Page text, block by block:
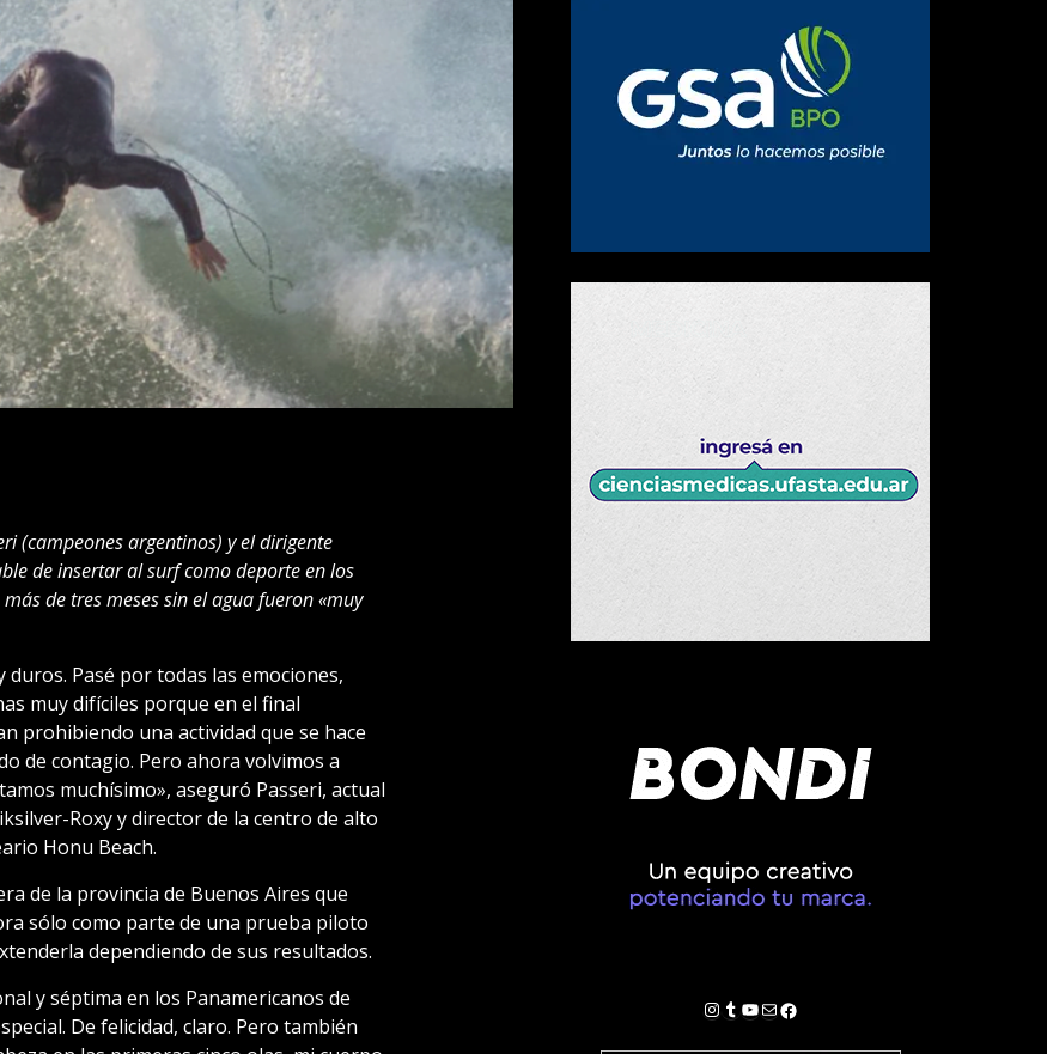
(campeones argentinos) y el dirigente
de insertar al surf como deporte en los
de tres meses sin el agua fueron «muy
Pasé por todas las emociones,
muy difíciles porque en el final
prohibiendo una actividad que se hace
de contagio. Pero ahora volvimos a
muchísimo», aseguró Passeri, actual
Roxy y director de la centro de alto
Honu Beach.
de la provincia de Buenos Aires que
sólo como parte de una prueba piloto
dependiendo de sus resultados.
y séptima en los Panamericanos de
De felicidad, claro. Pero también
Instagram
Tumblr
YouTube
Correo electrónico
Facebook